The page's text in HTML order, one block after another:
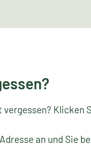
vergessen? Klicken
an und Sie